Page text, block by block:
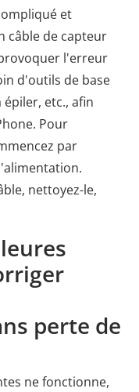
et
câble de capteur
l'erreur
d'outils de base
etc., afin
Pour
par
nettoyez-le,
perte de
ne fonctionne,